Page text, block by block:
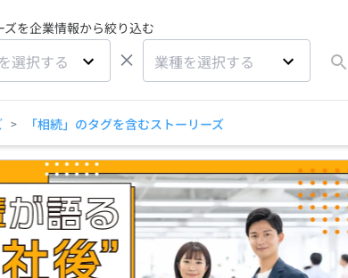
ズを企業情報から絞り込む
選択する × 業種を選択する
> 「相続」のタグを含むストーリーズ